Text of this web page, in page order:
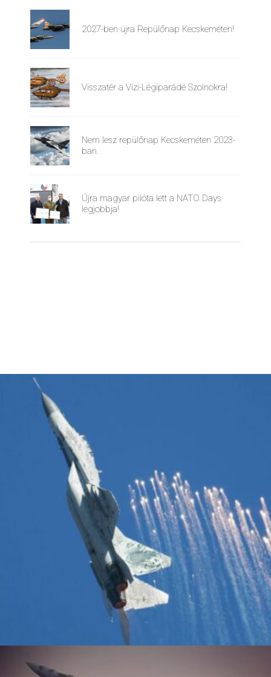
2027-ben újra Repülőnap Kecskeméten!
Visszatér a Vízi-Légiparádé Szolnokra!
Nem lesz repülőnap Kecskeméten 2023-
ban.
Újra magyar pilóta lett a NATO Days
legjobbja!